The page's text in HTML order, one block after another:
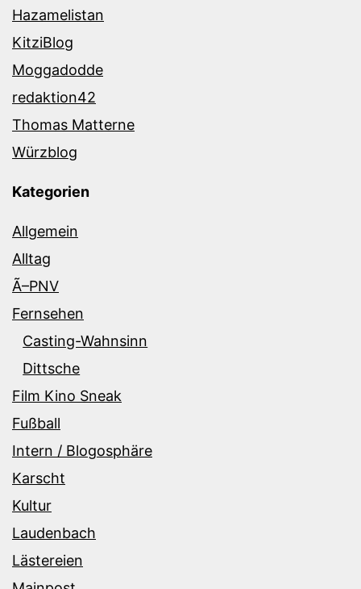
Hazamelistan
KitziBlog
Moggadodde
redaktion42
Thomas Matterne
Würzblog
Kategorien
Allgemein
Alltag
Ã–PNV
Fernsehen
Casting-Wahnsinn
Dittsche
Film Kino Sneak
Fußball
Intern / Blogosphäre
Karscht
Kultur
Laudenbach
Lästereien